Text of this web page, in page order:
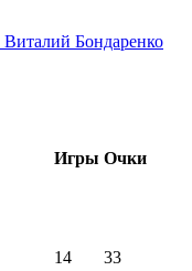
Виталий Бондаренко
Игры Очки
14 33